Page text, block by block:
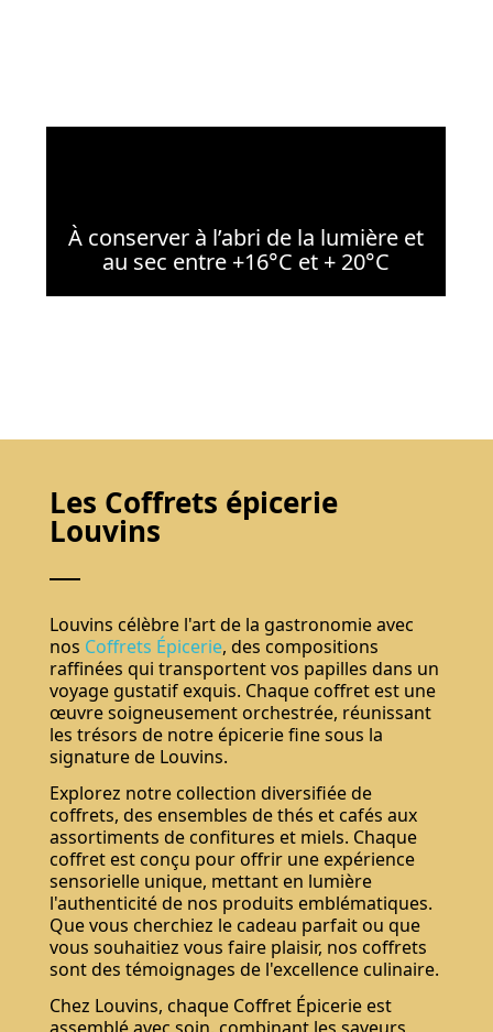
À conserver à l’abri de la lumière et
au sec entre +16°C et + 20°C
Les Coffrets épicerie
Louvins
Louvins célèbre l'art de la gastronomie avec
nos Coffrets Épicerie, des compositions
raffinées qui transportent vos papilles dans un
voyage gustatif exquis. Chaque coffret est une
œuvre soigneusement orchestrée, réunissant
les trésors de notre épicerie fine sous la
signature de Louvins.
Explorez notre collection diversifiée de
coffrets, des ensembles de thés et cafés aux
assortiments de confitures et miels. Chaque
coffret est conçu pour offrir une expérience
sensorielle unique, mettant en lumière
l'authenticité de nos produits emblématiques.
Que vous cherchiez le cadeau parfait ou que
vous souhaitiez vous faire plaisir, nos coffrets
sont des témoignages de l'excellence culinaire.
Chez Louvins, chaque Coffret Épicerie est
assemblé avec soin, combinant les saveurs